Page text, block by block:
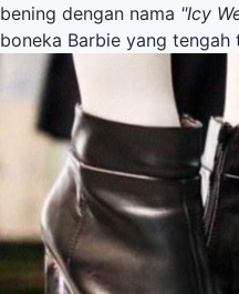
bening dengan nama "Icy
boneka Barbie yang tengah